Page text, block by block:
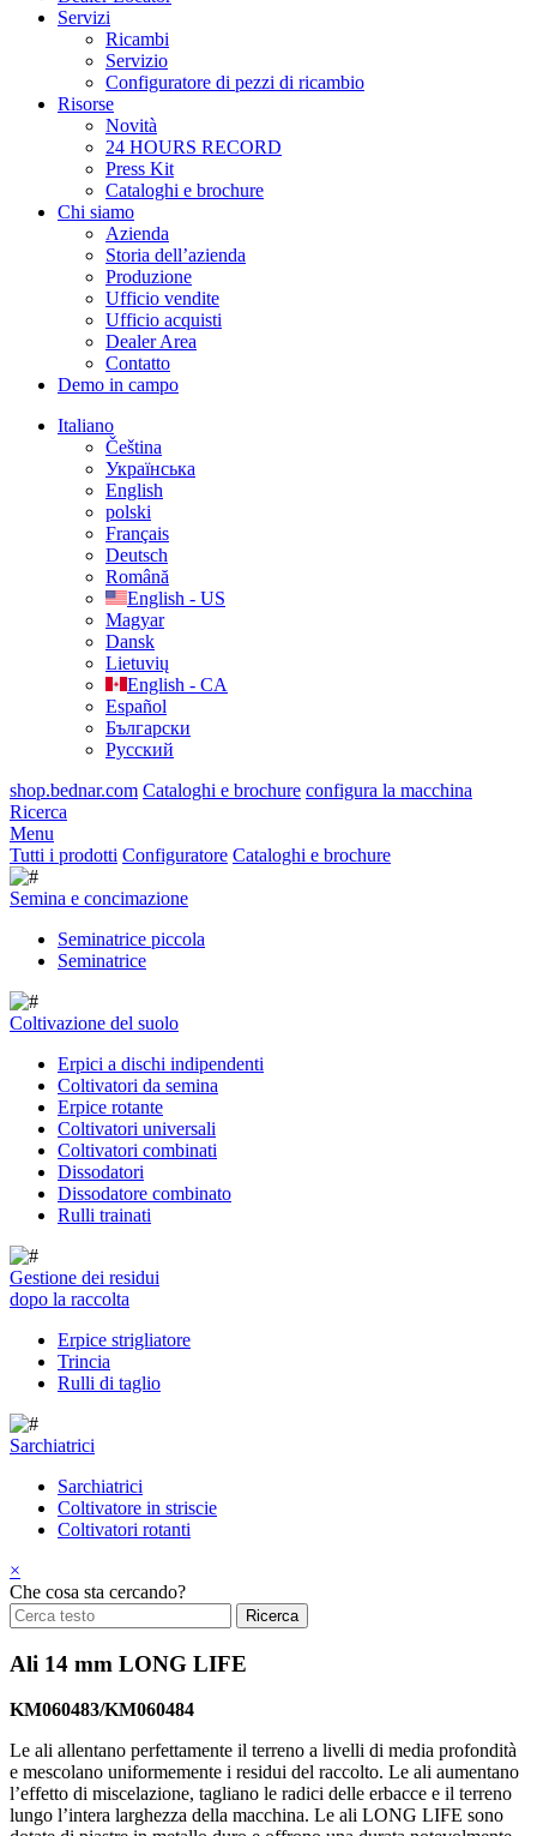
Servizi
Ricambi
Servizio
Configuratore di pezzi di ricambio
Risorse
Novità
24 HOURS RECORD
Press Kit
Cataloghi e brochure
Chi siamo
Azienda
Storia dell’azienda
Produzione
Ufficio vendite
Ufficio acquisti
Dealer Area
Contatto
Demo in campo
Italiano
Čeština
Українська
English
polski
Français
Deutsch
Română
English - US
Magyar
Dansk
Lietuvių
English - CA
Español
Български
Русский
shop.bednar.com Cataloghi e brochure configura la macchina
Ricerca
Menu
Tutti i prodotti Configuratore Cataloghi e brochure
Semina e concimazione
Seminatrice piccola
Seminatrice
Coltivazione del suolo
Erpici a dischi indipendenti
Coltivatori da semina
Erpice rotante
Coltivatori universali
Coltivatori combinati
Dissodatori
Dissodatore combinato
Rulli trainati
Gestione dei residui
dopo la raccolta
Erpice strigliatore
Trincia
Rulli di taglio
Sarchiatrici
Sarchiatrici
Coltivatore in striscie
Coltivatori rotanti
×
Che cosa sta cercando?
Ali 14 mm LONG LIFE
KM060483/KM060484
Le ali allentano perfettamente il terreno a livelli di media profondità
e mescolano uniformemente i residui del raccolto. Le ali aumentano
l’effetto di miscelazione, tagliano le radici delle erbacce e il terreno
lungo l’intera larghezza della macchina. Le ali LONG LIFE sono